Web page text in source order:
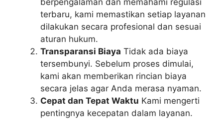
berpengalaman dan memahami regulasi
terbaru, kami memastikan setiap layanan
dilakukan secara profesional dan sesuai
aturan hukum.
Transparansi Biaya Tidak ada biaya
tersembunyi. Sebelum proses dimulai,
kami akan memberikan rincian biaya
secara jelas agar Anda merasa nyaman.
Cepat dan Tepat Waktu Kami mengerti
pentingnya kecepatan dalam layanan.